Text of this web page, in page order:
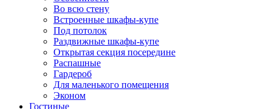
Во всю стену
Встроенные шкафы-купе
Под потолок
Раздвижные шкафы-купе
Открытая секция посередине
Распашные
Гардероб
Для маленького помещения
Эконом
Гостиные